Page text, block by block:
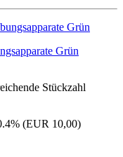
Grün
Stückzahl
(EUR 10,00)